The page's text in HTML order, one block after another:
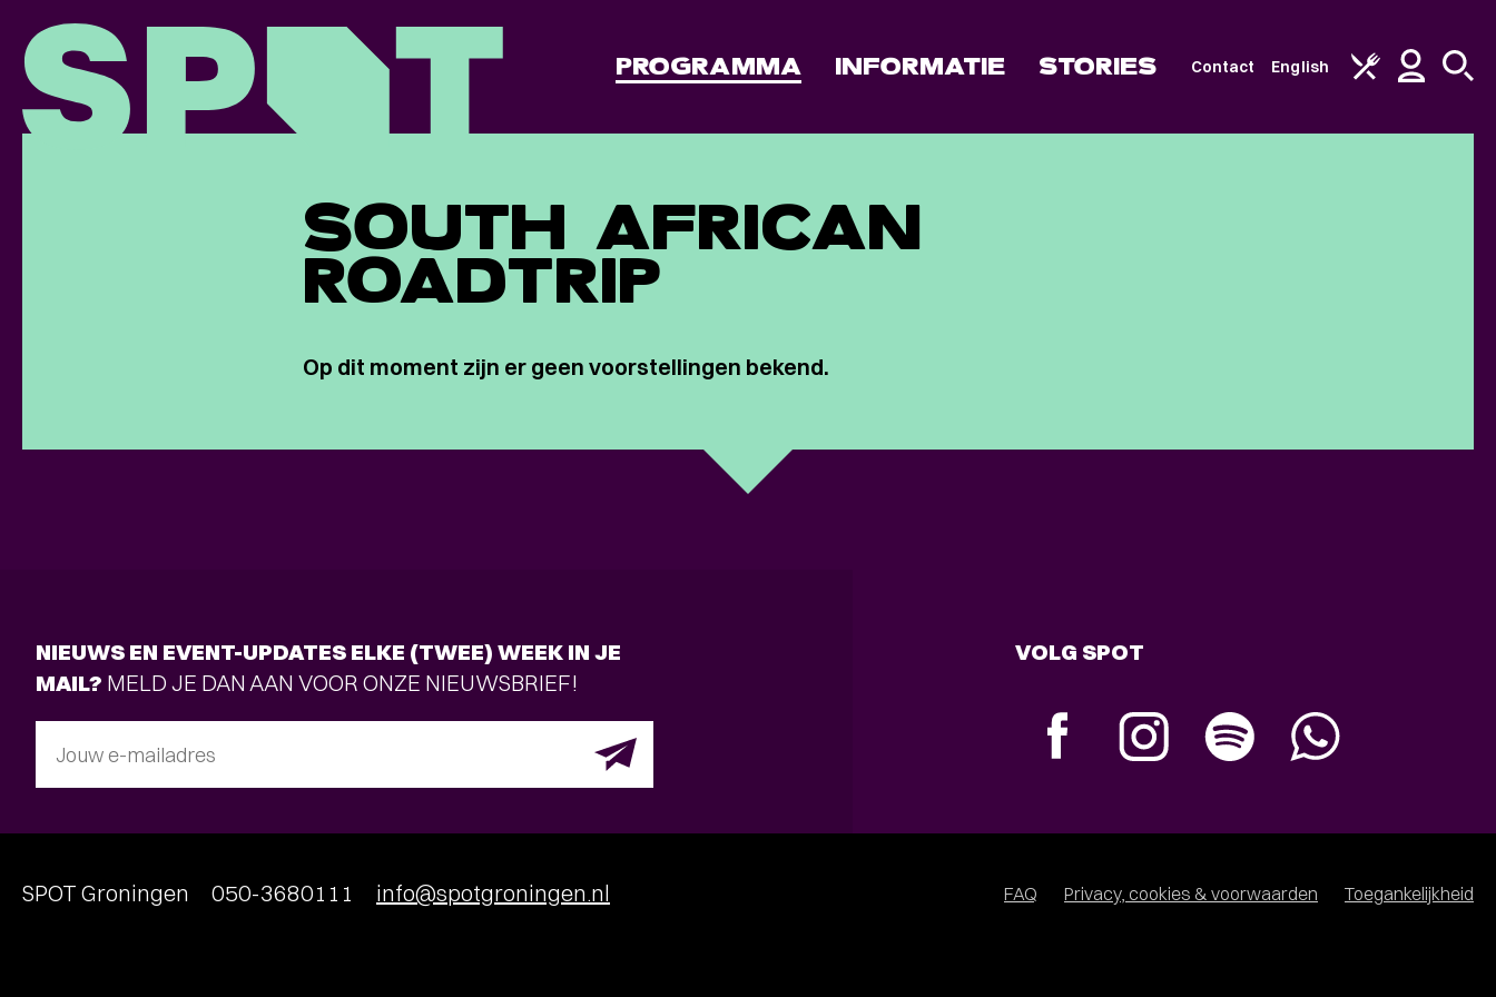
PROGRAMMA INFORMATIE STORIES Contact English
SOUTH AFRICAN
ROADTRIP
Op dit moment zijn er geen voorstellingen bekend.
NIEUWS EN EVENT-UPDATES ELKE (TWEE) WEEK IN JE
MAIL? MELD JE DAN AAN VOOR ONZE NIEUWSBRIEF!
Jouw e-mailadres
VOLG SPOT
SPOT Groningen 050-3680111 info@spotgroningen.nl FAQ Privacy, cookies & voorwaarden Toegankelijkheid